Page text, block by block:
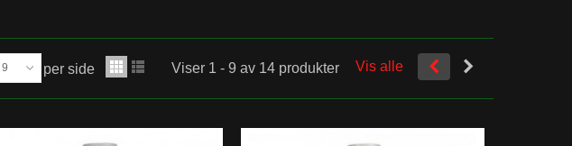
9 per side Vis alle
Viser 1 - 9 av 14 produkter